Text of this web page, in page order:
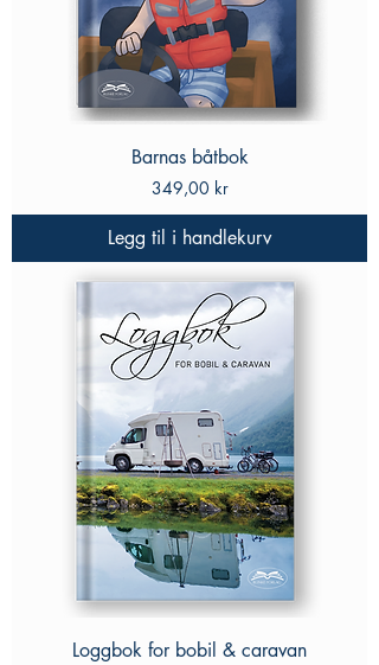
Barnas båtbok
Pris
349,00 kr
Legg til i handlekurv
Loggbok for bobil & caravan